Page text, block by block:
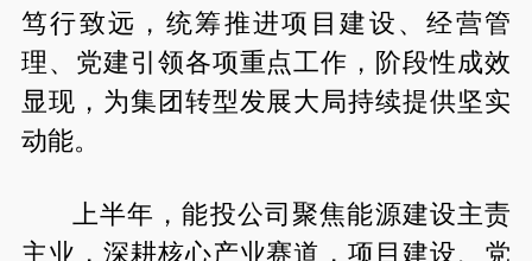
笃行致远，统筹推进项目建设、经营管
理、党建引领各项重点工作，阶段性成效
显现，为集团转型发展大局持续提供坚实
动能。
上半年，能投公司聚焦能源建设主责
主业，深耕核心产业赛道，项目建设、党